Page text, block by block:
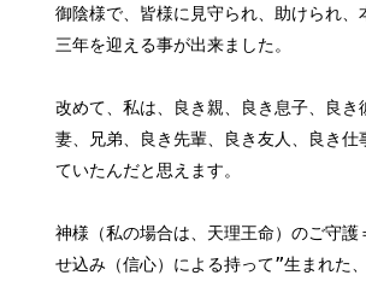
御陰様で、皆様に見守られ、助けられ、
三年を迎える事が出来ました。
改めて、私は、良き親、良き息子、良き
妻、兄弟、良き先輩、良き友人、良き仕
ていたんだと思えます。
神様（私の場合は、天理王命）のご守護
せ込み（信心）による持って”生まれた